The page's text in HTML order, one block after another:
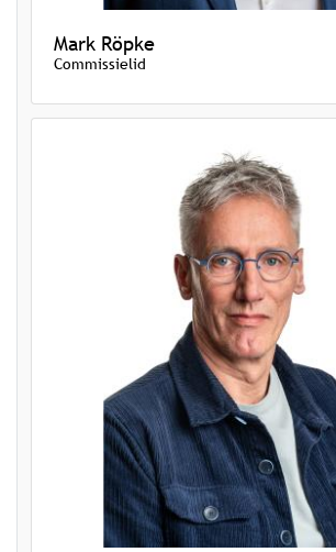
Mark Röpke
Commissielid